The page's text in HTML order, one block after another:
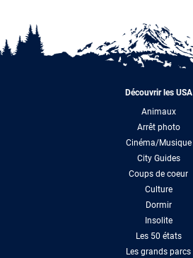
Découvrir les USA
Animaux
Arrêt photo
Cinéma/Musique
City Guides
Coups de coeur
Culture
Dormir
Insolite
Les 50 états
Les grands parcs